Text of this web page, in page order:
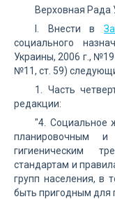
Верховная Рада
I. Внести в
социального
Украины, 2006 г.,
№11, ст. 59)
1. Часть
редакции:
"4. Социальное
планировочным и
гигиеническим
стандартам и
групп населения, в
быть пригодным для